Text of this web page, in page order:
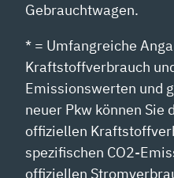
Gebrauchtwagen.
* = Umfangreiche
Kraftstoffverbrauch
Emissionswerten und
neuer Pkw können Sie
offiziellen
spezifischen CO2-
offiziellen